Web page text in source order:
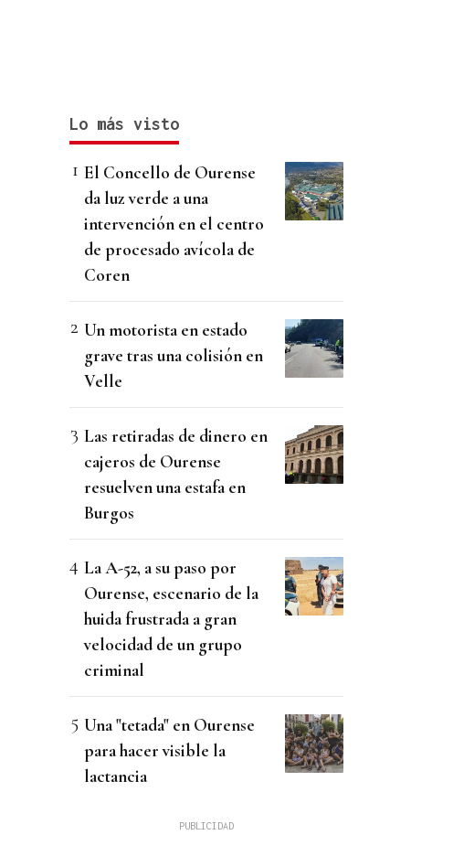
Lo más visto
El Concello de Ourense
da luz verde a una
intervención en el centro
de procesado avícola de
Coren
Un motorista en estado
grave tras una colisión en
Velle
Las retiradas de dinero en
cajeros de Ourense
resuelven una estafa en
Burgos
La A-52, a su paso por
Ourense, escenario de la
huida frustrada a gran
velocidad de un grupo
criminal
Una "tetada" en Ourense
para hacer visible la
lactancia